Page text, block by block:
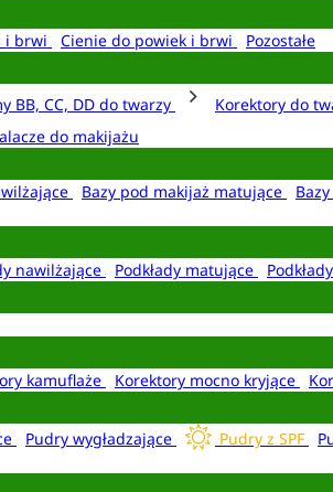
i brwi Cienie do powiek i brwi
Pozostałe
BB, CC, DD do twarzy Korektory do
do makijażu
Bazy pod makijaż matujące
nawilżające Podkłady matujące
kamuflaże Korektory mocno kryjące
Pudry wygładzające Pudry z SPF